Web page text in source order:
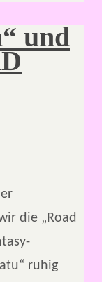
und
die „Road
ruhig